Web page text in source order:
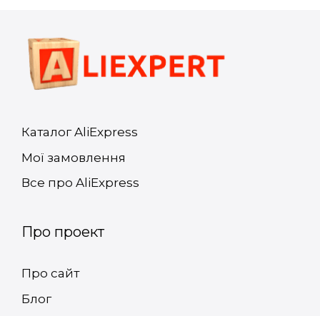
Каталог AliExpress
Мої замовлення
Все про AliExpress
Про проект
Про сайт
Блог